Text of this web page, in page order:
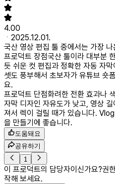
4.00
2025.12.01.
국산 영상 편집 툴 중에서는 가장 나
프로덕트 장점국산 툴이라 대부분
듯 쉬운 컷 편집과 정확한 자동 자
셋도 풍부해서 초보자가 유튜브 숏
요.
프로덕트 단점화려한 전환 효과나
자막 디자인 자유도가 낮고, 영상
져서 렉이 걸릴 때가 있습니다.
을 만들기에 좋습니다.
도움돼요
공유하기
1
이 프로덕트의 담당자이신가요?권
작해 보세요.